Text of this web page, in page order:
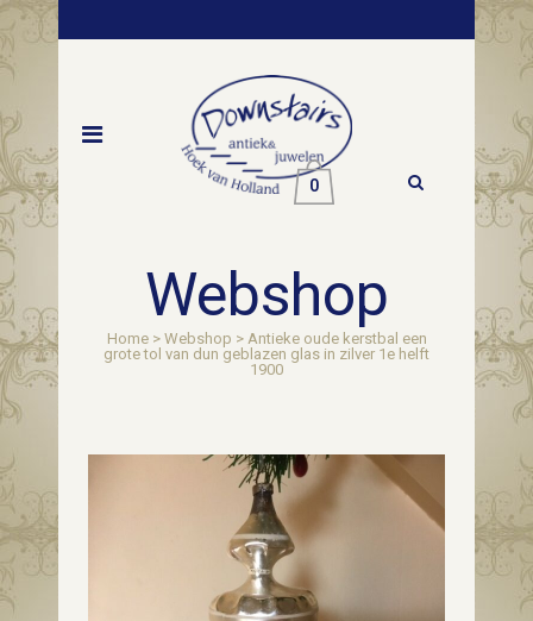
0
Webshop
Home> Webshop > Antieke oude kerstbal een
grote tol van dun geblazen glas in zilver 1e helft
1900